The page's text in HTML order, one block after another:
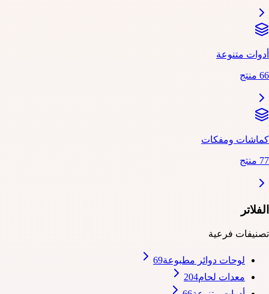
أدوات متنوعة
66 منتج
كماشات ومفكات
77 منتج
الفلاتر
تصنيفات فرعية
لوحات دوائر مطبوعة69
معدات لحام204